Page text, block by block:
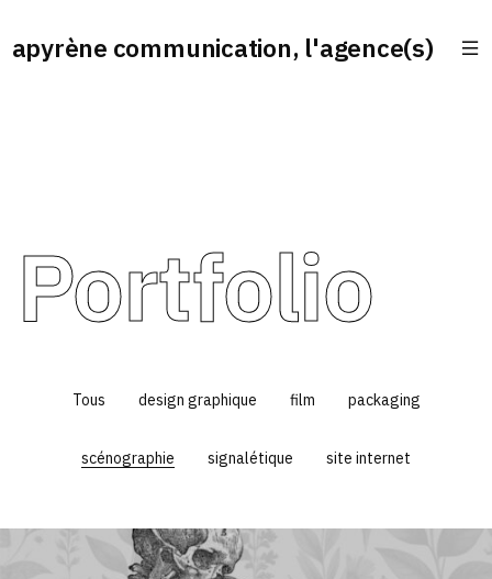
apyrène communication, l'agence(s)
Portfolio
Tous design graphique film packaging
scénographie signalétique site internet